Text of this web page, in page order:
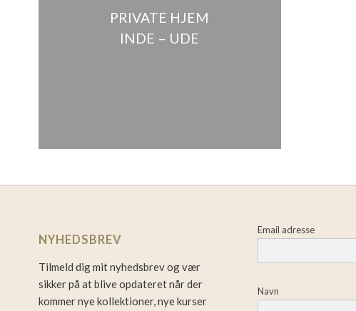
PRIVATE HJEM
INDE – UDE
NYHEDSBREV
Tilmeld dig mit nyhedsbrev og vær
sikker på at blive opdateret når der
kommer nye kollektioner, nye kurser
Email adresse
Navn